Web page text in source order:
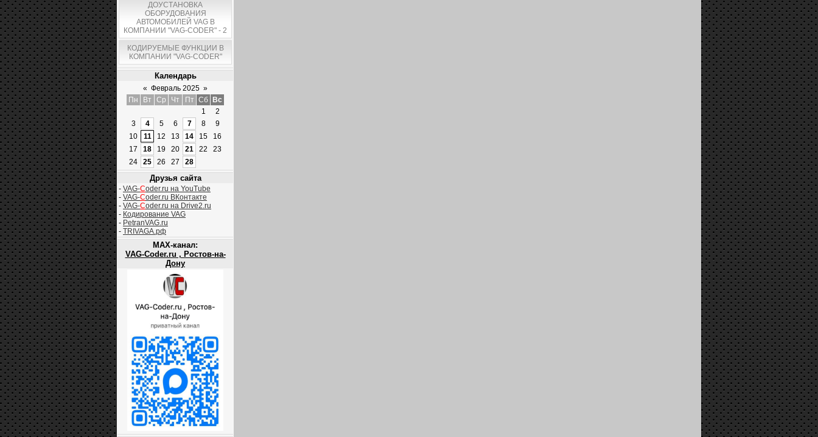
ДОУСТАНОВКА
ОБОРУДОВАНИЯ
АВТОМОБИЛЕЙ VAG В
КОМПАНИИ "VAG-CODER" - 2
КОДИРУЕМЫЕ ФУНКЦИИ В
КОМПАНИИ "VAG-CODER"
Календарь
« Февраль 2025 »
Пн
Вт Ср Чт Пт Сб
Вс
1
2
3
4 5 6 7 8
9
10
11 12 13 14 15
16
17
18 19 20 21 22
23
24
25 26 27 28
Друзья сайта
- VAG-Coder.ru на YouTube
- VAG-Coder.ru ВКонтакте
- VAG-Coder.ru на Drive2.ru
- Кодирование VAG
- PetranVAG.ru
- TRIVAGA.рф
MAX-канал:
VAG-Coder.ru , Ростов-на-
Дону